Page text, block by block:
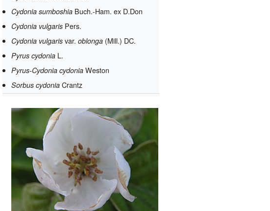
Cydonia sumboshiaBuch.-Ham. ex D.Don
Cydonia vulgarisPers.
Cydonia vulgarisvar. oblonga(Mill.) DC.
Pyrus cydoniaL.
Pyrus-Cydonia cydoniaWeston
Sorbus cydoniaCrantz